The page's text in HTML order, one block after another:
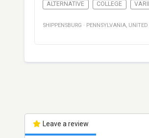
ALTERNATIVE COLLEGE
SHIPPENSBURG · PENNSYLVANIA, UNITED
Leave a review